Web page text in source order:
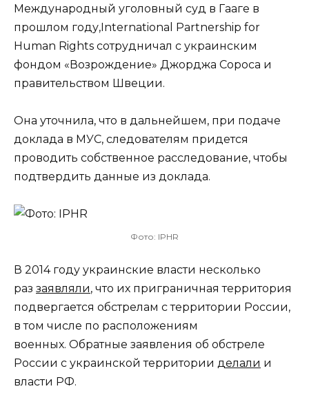
Международный уголовный суд в Гааге в
прошлом году,International Partnership for
Human Rights сотрудничал с украинским
фондом «Возрождение» Джорджа Сороса и
правительством Швеции.
Она уточнила, что в дальнейшем, при подаче
доклада в МУС, следователям придется
проводить собственное расследование, чтобы
подтвердить данные из доклада.
Фото: IPHR
В 2014 году украинские власти несколько
раз заявляли, что их приграничная территория
подвергается обстрелам с территории России,
в том числе по расположениям
военных. Обратные заявления об обстреле
России с украинской территории делали и
власти РФ.